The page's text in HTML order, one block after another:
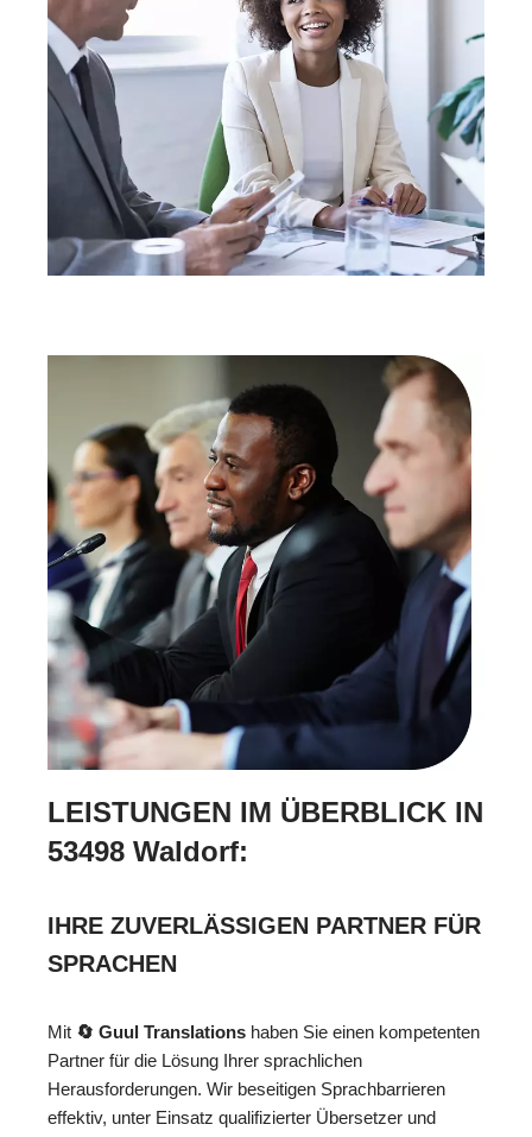
LEISTUNGEN IM ÜBERBLICK IN
53498 Waldorf:
IHRE ZUVERLÄSSIGEN PARTNER FÜR
SPRACHEN
Mit 🔄 Guul Translations haben Sie einen kompetenten
Partner für die Lösung Ihrer sprachlichen
Herausforderungen. Wir beseitigen Sprachbarrieren
effektiv, unter Einsatz qualifizierter Übersetzer und